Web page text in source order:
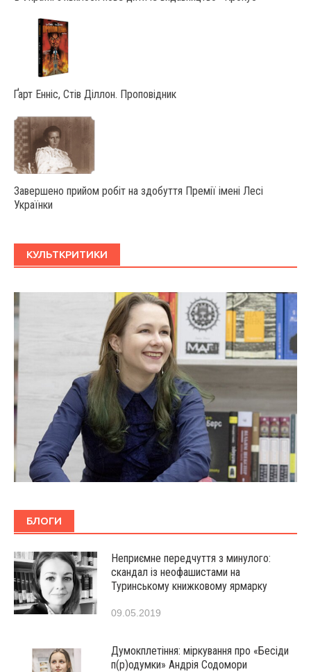
Ґарт Енніс, Стів Діллон. Проповідник
Завершено прийом робіт на здобуття Премії імені Лесі
Українки
КУЛЬТКРИТИКИ
БЛОГИ
Неприємне передчуття з минулого:
скандал із неофашистами на
Туринському книжковому ярмарку
09.05.2019
Думокплетіння: міркування про «Бесіди
п(р)одумки» Андрія Содомори